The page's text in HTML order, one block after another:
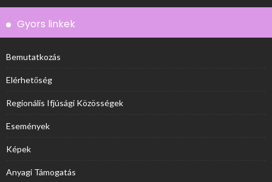
Gyors linkek
Bemutatkozás
Elérhetőség
Regionális Ifjúsági Közösségek
Események
Képek
Anyagi Támogatás